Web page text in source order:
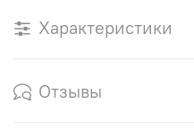
Характеристики
Отзывы